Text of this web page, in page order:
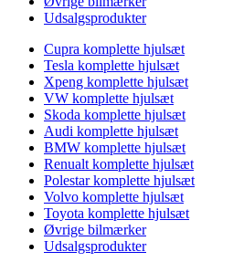
Udsalgsprodukter
Cupra komplette hjulsæt
Tesla komplette hjulsæt
Xpeng komplette hjulsæt
VW komplette hjulsæt
Skoda komplette hjulsæt
Audi komplette hjulsæt
BMW komplette hjulsæt
Renualt komplette hjulsæt
Polestar komplette hjulsæt
Volvo komplette hjulsæt
Toyota komplette hjulsæt
Øvrige bilmærker
Udsalgsprodukter